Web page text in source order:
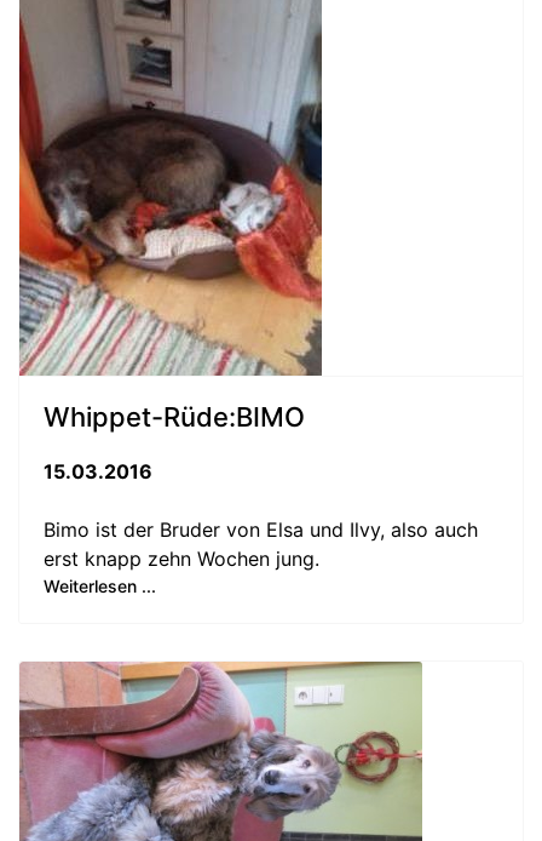
Whippet-Rüde:BIMO
15.03.2016
Bimo ist der Bruder von Elsa und Ilvy, also auch
erst knapp zehn Wochen jung.
Weiterlesen ...